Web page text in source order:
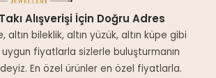
Alışverişi İçin Doğru Adres
altın bileklik, altın yüzük, altın küpe gibi
fiyatlarla sizlerle buluşturmanın
En özel ürünler en özel fiyatlarla.